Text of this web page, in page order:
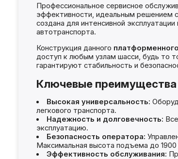
Профессиональное сервисное
эффективности, идеальным решением
создана для интенсивной
автотранспорта.
Конструкция данного
доступ к любым узлам шасси, будь то
гарантируют стабильность и
Ключевые
Высокая универсальность:
легкового транспорта.
Надежность и долговечность:
эксплуатацию.
Безопасность оператора:
Максимальная высота подъема до
Эффективность обслуживания: